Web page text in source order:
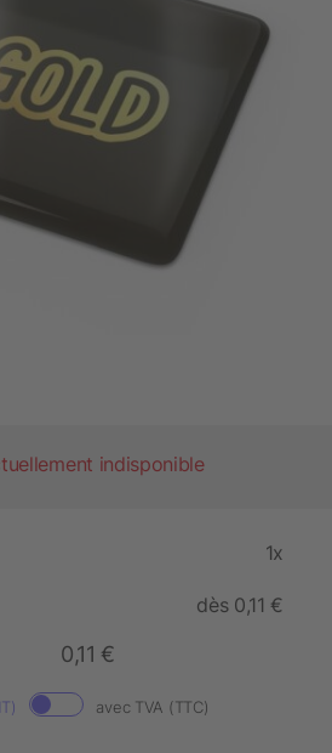
indisponible
1x
dès 0,11 €
0,11 €
avec TVA (TTC)